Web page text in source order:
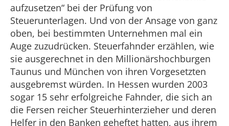
aufzusetzen“ bei der Prüfung von
Steuerunterlagen. Und von der Ansage von ganz
oben, bei bestimmten Unternehmen mal ein
Auge zuzudrücken. Steuerfahnder erzählen, wie
sie ausgerechnet in den Millionärshochburgen
Taunus und München von ihren Vorgesetzten
ausgebremst würden. In Hessen wurden 2003
sogar 15 sehr erfolgreiche Fahnder, die sich an
die Fersen reicher Steuerhinterzieher und deren
Helfer in den Banken geheftet hatten, aus ihrem